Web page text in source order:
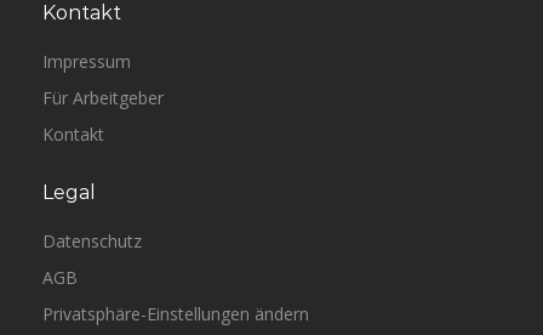
Kontakt
Impressum
Für Arbeitgeber
Kontakt
Legal
Datenschutz
AGB
Privatsphäre-Einstellungen ändern